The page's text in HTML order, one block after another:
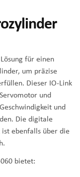
für einen
um präzise
Dieser IO-Link
und
und
Die digitale
ist ebenfalls über die
bietet: